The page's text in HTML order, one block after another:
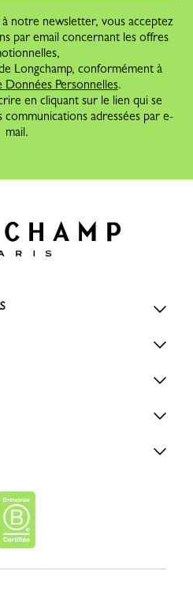
notre newsletter, vous acceptez
par email concernant les offres
Longchamp, conformément à
Données Personnelles.
en cliquant sur le lien qui se
adressées par e-
mail.